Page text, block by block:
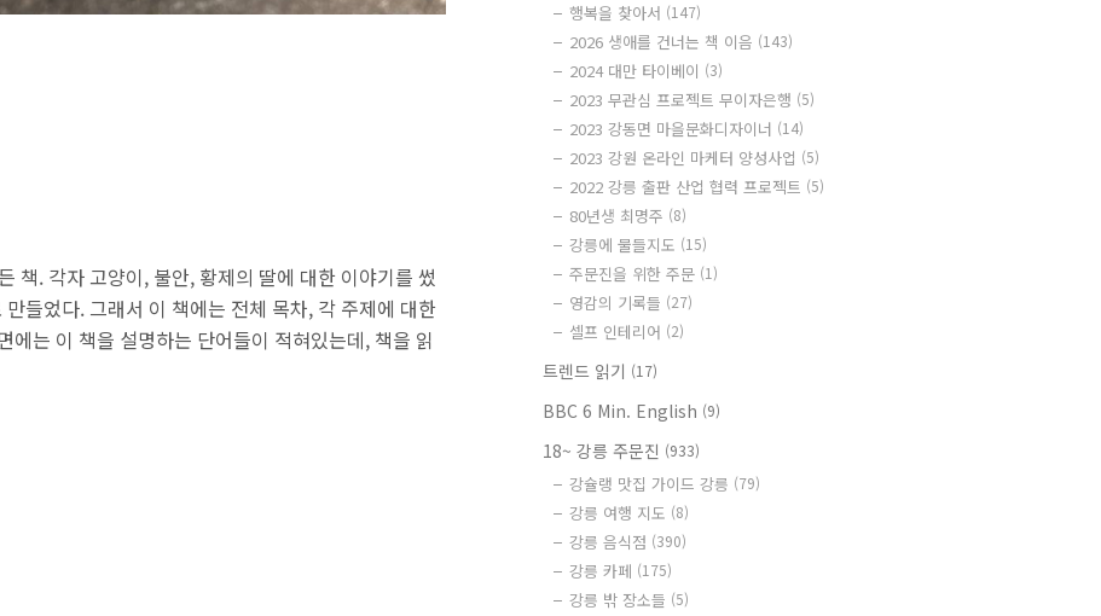
책. 각자 고양이, 불안, 황제의 딸에 대한 이야기를 썼
들었다. 그래서 이 책에는 전체 목차, 각 주제에 대한
는 이 책을 설명하는 단어들이 적혀있는데, 책을 읽
행복을 찾아서 (147)
2026 생애를 건너는 책 이음 (143)
2024 대만 타이베이 (3)
2023 무관심 프로젝트 무이자은행 (5)
2023 강동면 마을문화디자이너 (14)
2023 강원 온라인 마케터 양성사업 (5)
2022 강릉 출판 산업 협력 프로젝트 (5)
80년생 최명주 (8)
강릉에 물들지도 (15)
주문진을 위한 주문 (1)
영감의 기록들 (27)
셀프 인테리어 (2)
트렌드 읽기 (17)
BBC 6 Min. English (9)
18~ 강릉 주문진 (933)
강슐랭 맛집 가이드 강릉 (79)
강릉 여행 지도 (8)
강릉 음식점 (390)
강릉 카페 (175)
강릉 밖 장소들 (5)